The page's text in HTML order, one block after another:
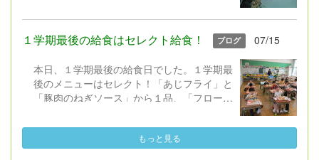
「戦争」や「平和」に関する番組を、それぞ
れの児童が思いを持ちながら視聴し、平和に
ついて考えを深められるようになればという
習を行いました。米倉斉加年 作の絵本「お
となになれなかった弟たちに...」を題材に、
挿絵を映し出しながら、５・６年担任と教務
で読み聞かせました（校長はピアノBGMと
歌...）。 子どもたちはぐっと集中しな
１学期最後の給食はセレクト給食！ ブログ 07/15
本日、１学期最後の給食日でした。１学期最
後のメニューはセレクト！「あじフライ」と
「豚肉のねぎソース」から１品、「フローズ
品、事前に選んだものを食べます。セレクト
する以外の共通のメニューは、「わかめご
もっと見る